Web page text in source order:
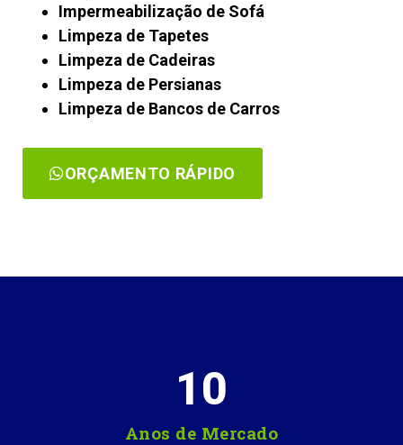
Impermeabilização de Sofá
Limpeza de Tapetes
Limpeza de Cadeiras
Limpeza de Persianas
Limpeza de Bancos de Carros
ORÇAMENTO RÁPIDO
Anos de Mercado
10